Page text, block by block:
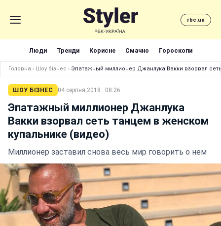
rbc.ua
Люди Тренди Корисне Смачно Гороскопи
Головна › Шоу бізнес › Эпатажный миллионер Джанлука Вакки взорвал
ШОУ БІЗНЕС 04 серпня 2018 · 08:26
Эпатажный миллионер Джанлука
Вакки взорвал сеть танцем в женском
купальнике (видео)
Миллионер заставил снова весь мир говорить о нем